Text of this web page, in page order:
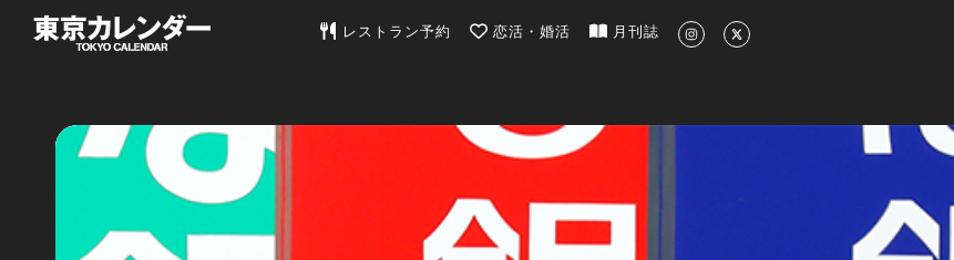
東京カレンダー | 最新のグルメ、洗練されたライフスタイル情報
レストラン予約 恋活・婚活 月刊誌